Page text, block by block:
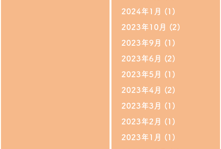
2024年1月
(1)
2023年10月
(2)
2023年9月
(1)
2023年6月
(2)
2023年5月
(1)
2023年4月
(2)
2023年3月
(1)
2023年2月
(1)
2023年1月
(1)